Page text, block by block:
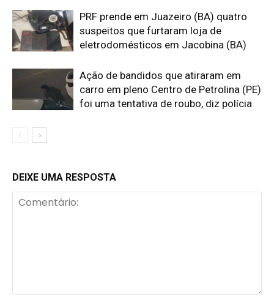
PRF prende em Juazeiro (BA) quatro
suspeitos que furtaram loja de
eletrodomésticos em Jacobina (BA)
Ação de bandidos que atiraram em
carro em pleno Centro de Petrolina (PE)
foi uma tentativa de roubo, diz polícia
DEIXE UMA RESPOSTA